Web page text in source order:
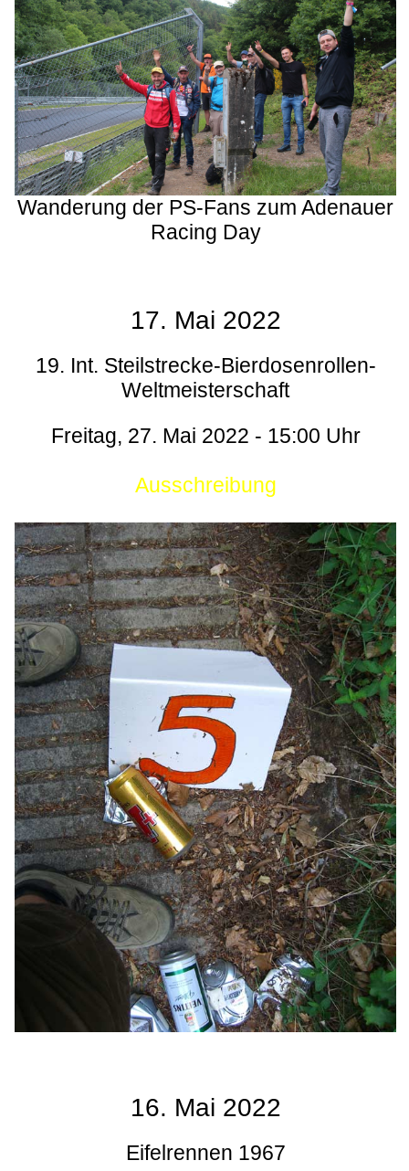
Wanderung der PS-Fans zum Adenauer
Racing Day
17. Mai 2022
19. Int. Steilstrecke-Bierdosenrollen-
Weltmeisterschaft
Freitag, 27. Mai 2022 - 15:00 Uhr
Ausschreibung
16. Mai 2022
Eifelrennen 1967